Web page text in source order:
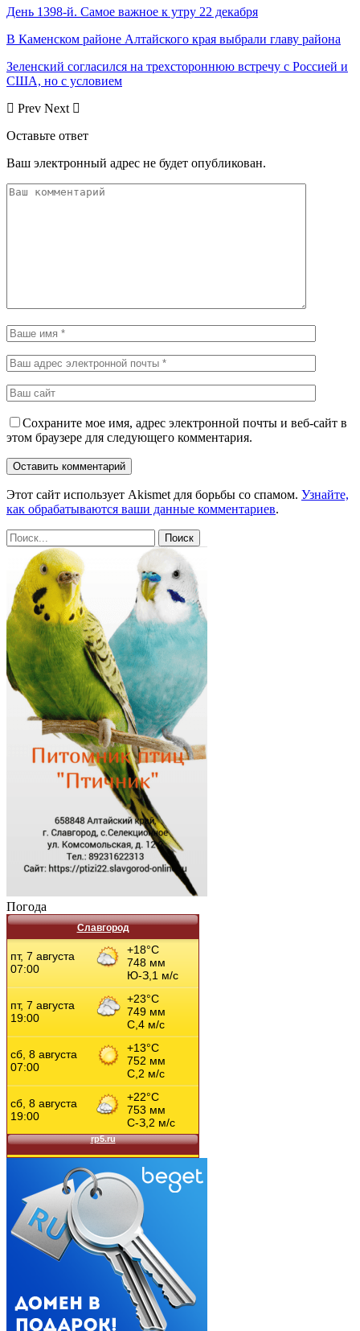
День 1398-й. Самое важное к утру 22 декабря
В Каменском районе Алтайского края выбрали главу района
Зеленский согласился на трехстороннюю встречу с Россией и
США, но с условием
Prev Next
Оставьте ответ
Ваш электронный адрес не будет опубликован.
Сохраните мое имя, адрес электронной почты и веб-сайт в
этом браузере для следующего комментария.
Этот сайт использует Akismet для борьбы со спамом. Узнайте,
как обрабатываются ваши данные комментариев.
Погода
Славгород